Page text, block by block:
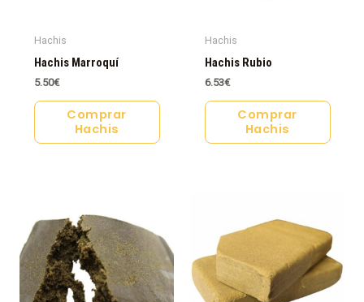
Hachis
Hachis Marroquí
5.50€
Comprar
Hachis
Hachis
Hachis Rubio
6.53€
Comprar
Hachis